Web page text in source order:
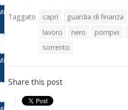
Taggato capri guardia di finanza
lavoro
nero pompei
sorrento
Share this post